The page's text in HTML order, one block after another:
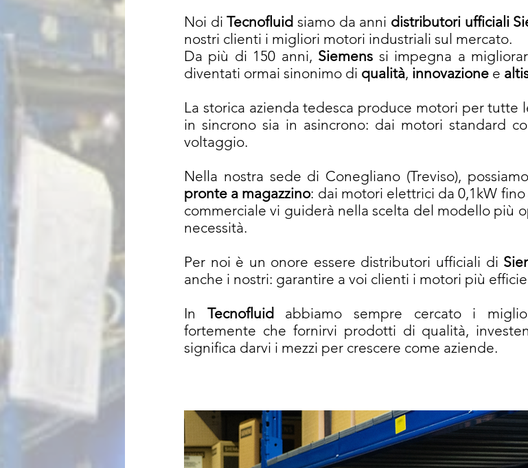
Noi diTecnofluid siamo da anni distributori ufficiali
nostri clienti i migliori motori industriali sul mercato.
Da più di 150 anni, Siemens si impegna a
diventati ormai sinonimo di qualità, innovazione e
La storica azienda tedesca produce motori per tutte
in sincrono sia in asincrono: dai motori standard
voltaggio.
Nella nostra sede di Conegliano (Treviso),
pronte a magazzino: dai motori elettrici da 0,1kW
commerciale vi guiderà nella scelta del modello più
necessità.
Per noi è un onore essere distributori ufficiali di
anche i nostri: garantire a voi clienti i motori più
In Tecnofluid abbiamo sempre cercato i
fortemente che fornirvi prodotti di qualità,
significa darvi i mezzi per crescere come aziende.